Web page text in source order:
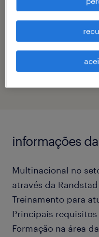
contato
código da vaga
eTalent_JP-181043
informações
Multinacional no
através da
Treinamento para
Principais
Formação na área